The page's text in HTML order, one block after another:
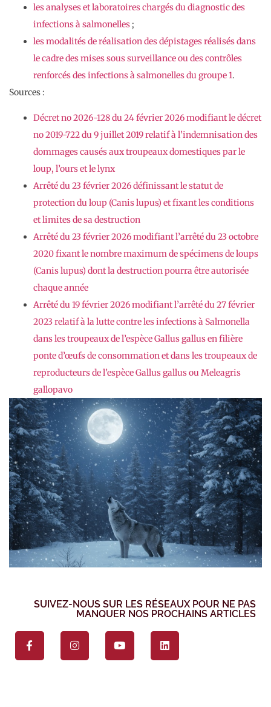
les analyses et laboratoires chargés du diagnostic des
infections à salmonelles;
les modalités de réalisation des dépistages réalisés dans
le cadre des mises sous surveillance ou des contrôles
renforcés des infections à salmonelles du groupe 1.
Sources :
Décret no 2026-128 du 24 février 2026 modifiant le décret
no 2019-722 du 9 juillet 2019 relatif à l’indemnisation des
dommages causés aux troupeaux domestiques par le
loup, l’ours et le lynx
Arrêté du 23 février 2026 définissant le statut de
protection du loup (Canis lupus) et fixant les conditions
et limites de sa destruction
Arrêté du 23 février 2026 modifiant l’arrêté du 23 octobre
2020 fixant le nombre maximum de spécimens de loups
(Canis lupus) dont la destruction pourra être autorisée
chaque année
Arrêté du 19 février 2026 modifiant l’arrêté du 27 février
2023 relatif à la lutte contre les infections à Salmonella
dans les troupeaux de l’espèce Gallus gallus en filière
ponte d’œufs de consommation et dans les troupeaux de
reproducteurs de l’espèce Gallus gallus ou Meleagris
gallopavo
SUIVEZ-NOUS SUR LES RÉSEAUX POUR NE PAS
MANQUER NOS PROCHAINS ARTICLES